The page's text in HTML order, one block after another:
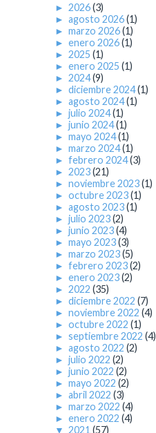
► 2026(3)
► agosto 2026(1)
► marzo 2026(1)
► enero 2026(1)
► 2025 (1)
► enero 2025 (1)
► 2024(9)
► diciembre 2024(1)
► agosto 2024(1)
► julio 2024(1)
► junio 2024(1)
► mayo 2024(1)
► marzo 2024(1)
► febrero 2024(3)
► 2023(21)
► noviembre 2023(1)
► octubre 2023(1)
► agosto 2023(1)
► julio 2023(2)
► junio 2023(4)
► mayo 2023(3)
► marzo 2023(5)
► febrero 2023(2)
► enero 2023(2)
► 2022 (35)
► diciembre 2022 (7)
► noviembre 2022 (4)
► octubre 2022 (1)
► septiembre 2022 (4)
► agosto 2022 (2)
► julio 2022 (2)
► junio 2022 (2)
► mayo 2022 (2)
► abril 2022 (3)
► marzo 2022 (4)
► enero 2022 (4)
▼ 2021 (57)